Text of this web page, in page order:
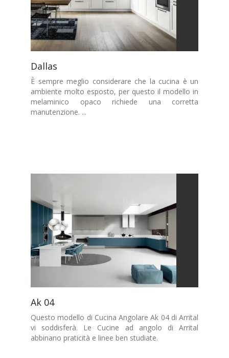
Dallas
È sempre meglio considerare che la cucina è un
ambiente molto esposto, per questo il modello in
melaminico opaco richiede una corretta
manutenzione. ...
Ak 04
Questo modello di Cucina Angolare Ak 04 di Arrital
vi soddisferà. Le Cucine ad angolo di Arrital
abbinano praticità e linee ben studiate.